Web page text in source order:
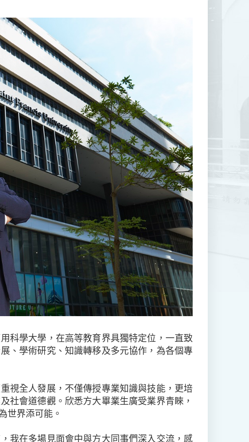
科學大學，在高等教育界具獨特定位，一直致
、學術研究、知識轉移及多元協作，為各個專
視全人發展，不僅傳授專業知識與技能，更培
社會道德觀。欣悉方大畢業生廣受業界青睞，
世界添可能。
我在多場見面會中與方大同事們深入交流，感